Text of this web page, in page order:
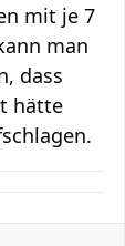
mit je 7
man
dass
hätte